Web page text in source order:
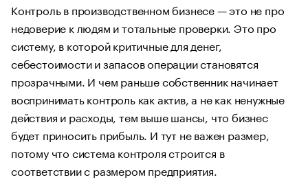
Контроль в производственном бизнесе — это не про
недоверие к людям и тотальные проверки. Это про
систему, в которой критичные для денег,
себестоимости и запасов операции становятся
прозрачными. И чем раньше собственник начинает
воспринимать контроль как актив, а не как ненужные
действия и расходы, тем выше шансы, что бизнес
будет приносить прибыль. И тут не важен размер,
потому что система контроля строится в
соответствии с размером предприятия.